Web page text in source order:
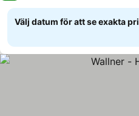
Välj datum för att se exakta